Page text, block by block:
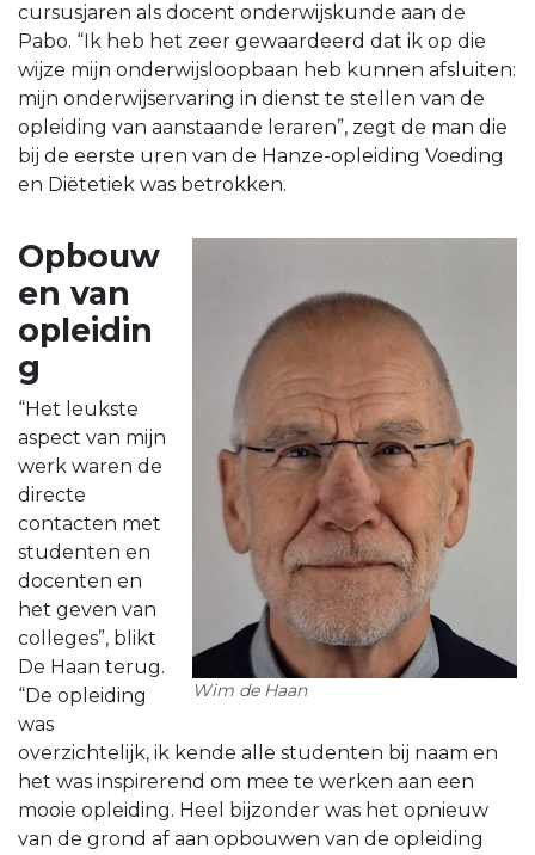
cursusjaren als docent onderwijskunde aan de
Pabo. “Ik heb het zeer gewaardeerd dat ik op die
wijze mijn onderwijsloopbaan heb kunnen afsluiten:
mijn onderwijservaring in dienst te stellen van de
opleiding van aanstaande leraren”, zegt de man die
bij de eerste uren van de Hanze-opleiding Voeding
en Diëtetiek was betrokken.
Wim de Haan
Opbouw
en van
opleidin
g
“Het leukste
aspect van mijn
werk waren de
directe
contacten met
studenten en
docenten en
het geven van
colleges”, blikt
De Haan terug.
“De opleiding
was
overzichtelijk, ik kende alle studenten bij naam en
het was inspirerend om mee te werken aan een
mooie opleiding. Heel bijzonder was het opnieuw
van de grond af aan opbouwen van de opleiding